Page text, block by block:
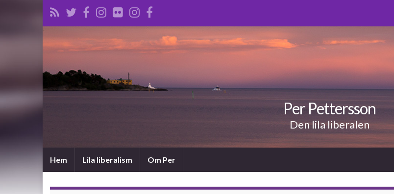
Per Pettersson
Den lila liberalen
Hem Lila liberalism Om Per